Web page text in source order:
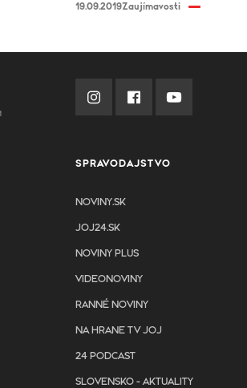
19.09.2019Zaujímavosti
SPRAVODAJSTVO
NOVINY.SK
JOJ24.SK
NOVINY PLUS
VIDEONOVINY
RANNÉ NOVINY
NA HRANE TV JOJ
24 PODCAST
SLOVENSKO - AKTUALITY